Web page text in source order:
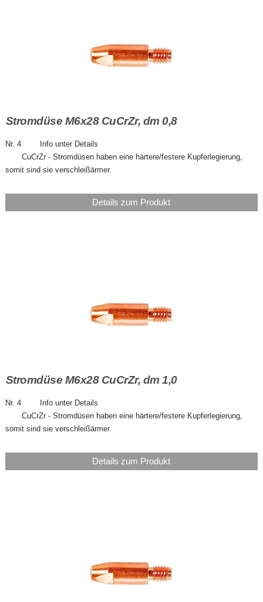
Stromdüse M6x28 CuCrZr, dm 0,8
Nr. 4 Info unter Details
CuCrZr - Stromdüsen haben eine härtere/festere Kupferlegierung,
somit sind sie verschleißärmer.
Details zum Produkt
Stromdüse M6x28 CuCrZr, dm 1,0
Nr. 4 Info unter Details
CuCrZr - Stromdüsen haben eine härtere/festere Kupferlegierung,
somit sind sie verschleißärmer.
Details zum Produkt